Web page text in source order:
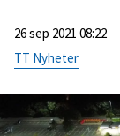
26 sep 2021 08:22
TT Nyheter